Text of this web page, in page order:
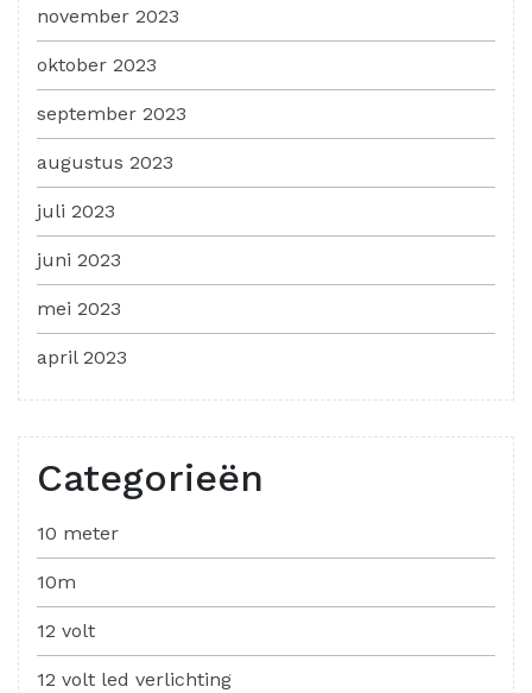
november 2023
oktober 2023
september 2023
augustus 2023
juli 2023
juni 2023
mei 2023
april 2023
Categorieën
10 meter
10m
12 volt
12 volt led verlichting